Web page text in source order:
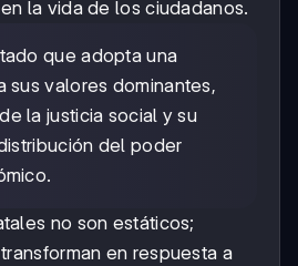
la vida de los ciudadanos.
que adopta una
sus valores dominantes,
la justicia social y su
del poder
no son estáticos;
en respuesta a